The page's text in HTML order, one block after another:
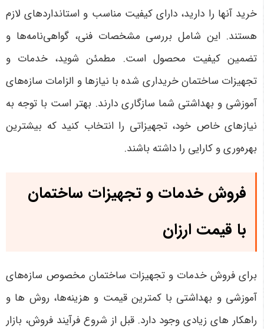
خرید آنها را دارید، دارای کیفیت مناسب و استانداردهای لازم
هستند. این شامل بررسی مشخصات فنی، گواهی‌نامه‌ها و
تضمین کیفیت محصول است. مطمئن شوید، خدمات و
تجهیزات ساختمان خریداری شده با نیازها و الزامات سازه‌های
آموزشی و بهداشتی شما سازگاری دارند. بهتر است با توجه به
نیازهای خاص خود، تجهیزاتی را انتخاب کنید که بیشترین
بهره‌وری و کارایی را داشته باشند.
فروش خدمات و تجهیزات ساختمان
با قیمت ارزان
برای فروش خدمات و تجهیزات ساختمان مخصوص سازه‌های
آموزشی و بهداشتی با کمترین قیمت و هزینه‌ها، روش ها و
راهکار های زیادی وجود دارد. قبل از شروع فرآیند فروش، بازار